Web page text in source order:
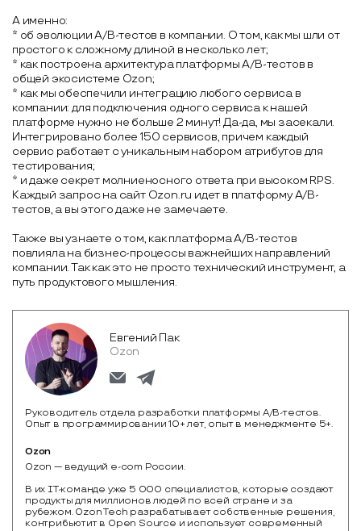
А именно:
* об эволюции A/B-тестов в компании. О том, как мы шли от
простого к сложному длиной в несколько лет;
* как построена архитектура платформы A/B-тестов в
общей экосистеме Ozon;
* как мы обеспечили интеграцию любого сервиса в
компании: для подключения одного сервиса к нашей
платформе нужно не больше 2 минут! Да-да, мы засекали.
Интегрировано более 150 сервисов, причем каждый
сервис работает с уникальным набором атрибутов для
тестирования;
* и даже секрет молниеносного ответа при высоком RPS.
Каждый запрос на сайт Ozon.ru идет в платформу A/B-
тестов, а вы этого даже не замечаете.
Также вы узнаете о том, как платформа A/B-тестов
повлияла на бизнеc-процессы важнейших направлений
компании. Так как это не просто технический инструмент, а
путь продуктового мышления.
Евгений Пак
Ozon
Руководитель отдела разработки платформы A/B-тестов.
Опыт в программировании 10+ лет, опыт в менеджменте 5+.
Ozon
Ozon — ведущий e-com России.
В их IT-команде уже 5 000 специалистов, которые создают
продукты для миллионов людей по всей стране и за
рубежом. Ozon Tech разрабатывает собственные решения,
контрибьютит в Open Source и использует современный